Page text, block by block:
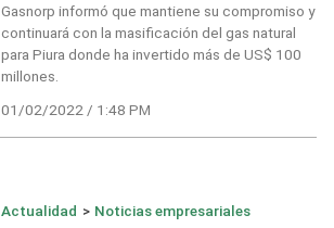
Gasnorp informó que mantiene su compromiso y
continuará con la masificación del gas natural
para Piura donde ha invertido más de US$ 100
millones.
01/02/2022 / 1:48 PM
Actualidad > Noticias empresariales